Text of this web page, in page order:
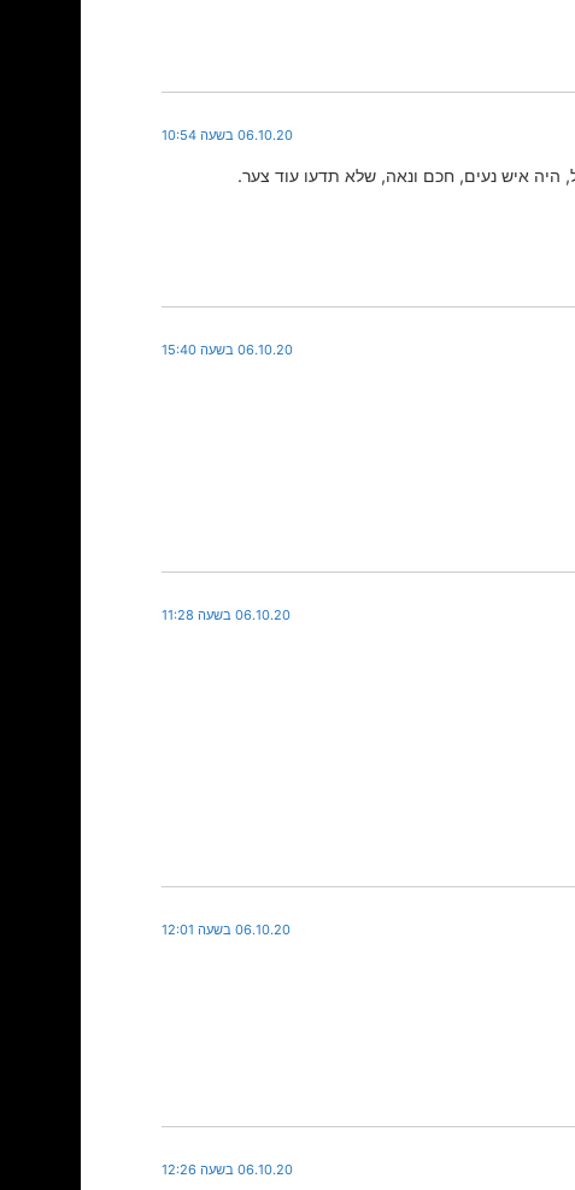
06.10.20 בשעה 10:54
איש נעים, חכם ונאה, שלא תדעו עוד צער.
06.10.20 בשעה 15:40
06.10.20 בשעה 11:28
06.10.20 בשעה 12:01
06.10.20 בשעה 12:26